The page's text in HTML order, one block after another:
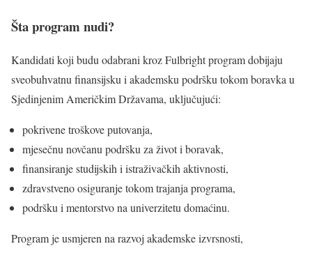
Šta program nudi?
Kandidati koji budu odabrani kroz Fulbright program dobijaju
sveobuhvatnu finansijsku i akademsku podršku tokom boravka u
Sjedinjenim Američkim Državama, uključujući:
pokrivene troškove putovanja,
mjesečnu novčanu podršku za život i boravak,
finansiranje studijskih i istraživačkih aktivnosti,
zdravstveno osiguranje tokom trajanja programa,
podršku i mentorstvo na univerzitetu domaćinu.
Program je usmjeren na razvoj akademske izvrsnosti,